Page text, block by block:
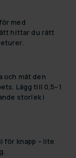
med
hittar du rätt
och mät den
Lägg till 0,5–1
storlek i
för knapp – lite